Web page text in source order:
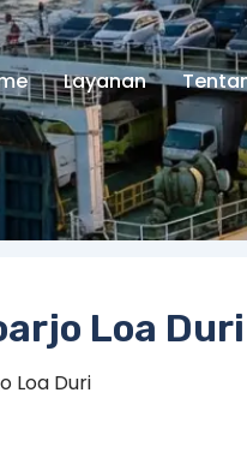
Layanan
Loa Duri
Loa Duri